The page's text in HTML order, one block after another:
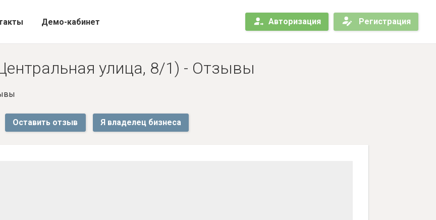
Демо-кабинет Авторизация Регистрация
улица, 8/1) - Отзывы
Оставить отзыв Я владелец бизнеса